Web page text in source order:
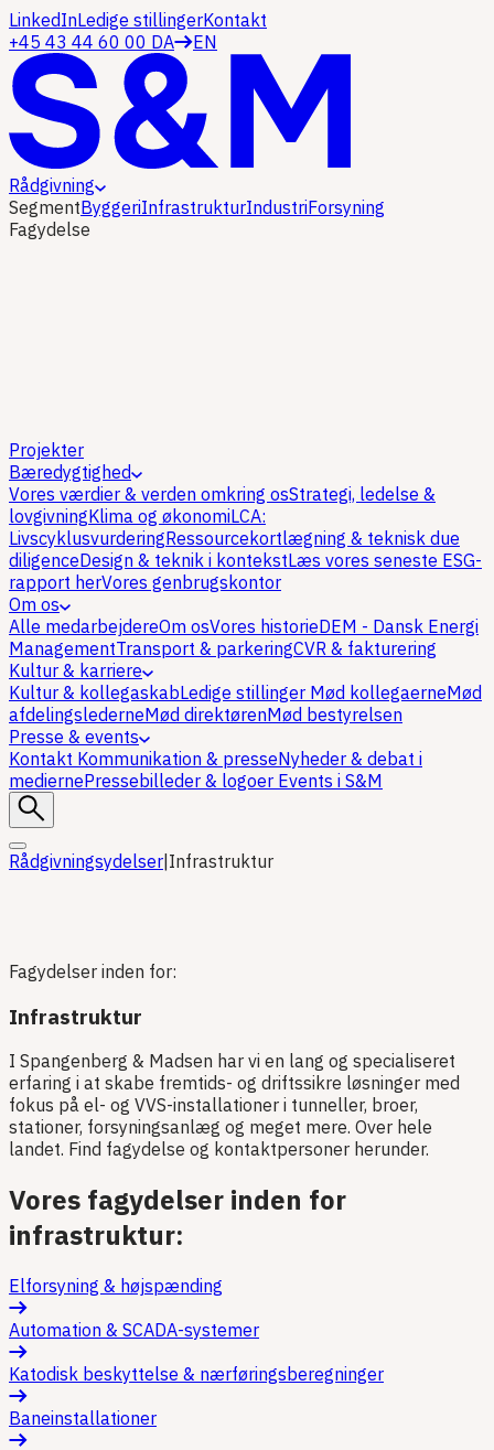
LinkedInLedige stillingerKontakt
+45 43 44 60 00 DA EN
Rådgivning
SegmentByggeriInfrastrukturIndustriForsyning
Fagydelse
Projekter
Bæredygtighed
Vores værdier & verden omkring osStrategi, ledelse &
lovgivningKlima og økonomiLCA:
LivscyklusvurderingRessourcekortlægning & teknisk due
diligenceDesign & teknik i kontekstLæs vores seneste ESG-
rapport herVores genbrugskontor
Om os
Alle medarbejdereOm osVores historieDEM - Dansk Energi
ManagementTransport & parkeringCVR & fakturering
Kultur & karriere
Kultur & kollegaskabLedige stillinger Mød kollegaerneMød
afdelingslederneMød direktørenMød bestyrelsen
Presse & events
Kontakt Kommunikation & presseNyheder & debat i
mediernePressebilleder & logoer Events i S&M
Rådgivningsydelser Infrastruktur
Fagydelser inden for:
Infrastruktur
I Spangenberg & Madsen har vi en lang og specialiseret
erfaring i at skabe fremtids- og driftssikre løsninger med
fokus på el- og VVS-installationer i tunneller, broer,
stationer, forsyningsanlæg og meget mere. Over hele
landet. Find fagydelse og kontaktpersoner herunder.
Vores fagydelser inden for
infrastruktur:
Elforsyning & højspænding
Automation & SCADA-systemer
Katodisk beskyttelse & nærføringsberegninger
Baneinstallationer